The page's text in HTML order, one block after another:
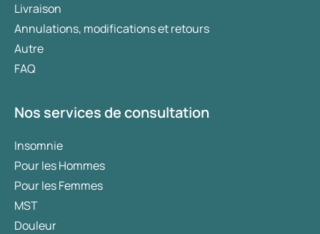
Livraison
Annulations, modifications et retours
Autre
FAQ
Nos services de consultation
Insomnie
Pour les Hommes
Pour les Femmes
MST
Douleur